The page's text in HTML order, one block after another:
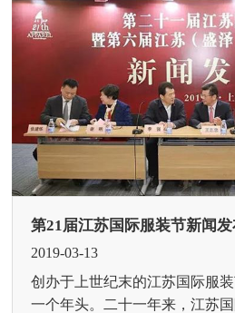
第21届江苏国际服装节新闻
2019-03-13
创办于上世纪末的江苏国际服
一个年头。二十一年来，江苏